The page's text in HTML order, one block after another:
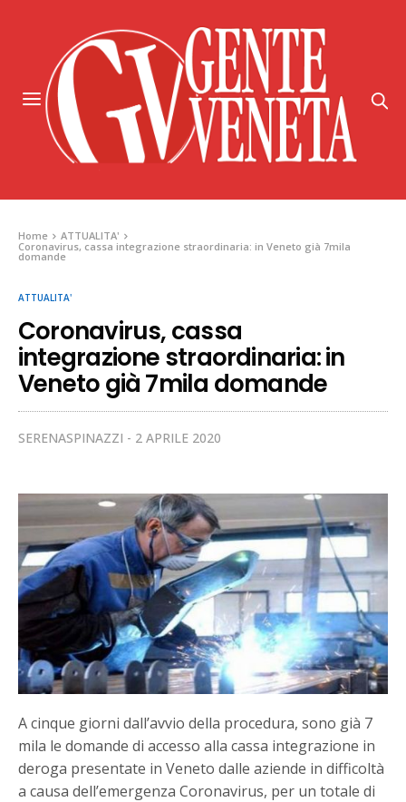
Home
ATTUALITA'
Coronavirus, cassa integrazione straordinaria: in Veneto già 7mila
domande
ATTUALITA'
Coronavirus, cassa
integrazione straordinaria: in
Veneto già 7mila domande
SERENASPINAZZI 2 APRILE 2020
A cinque giorni dall’avvio della procedura, sono già 7
mila le domande di accesso alla cassa integrazione in
deroga presentate in Veneto dalle aziende in difficoltà
a causa dell’emergenza Coronavirus, per un totale di